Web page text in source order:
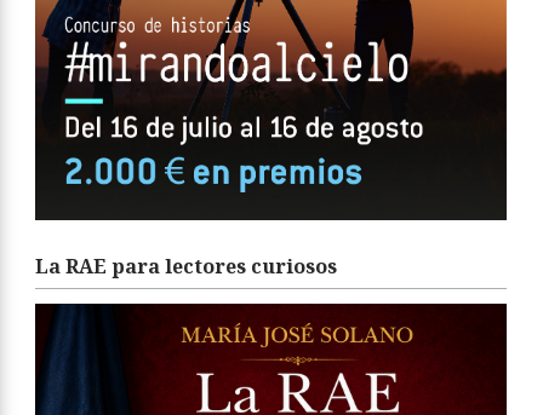
La RAE para lectores curiosos